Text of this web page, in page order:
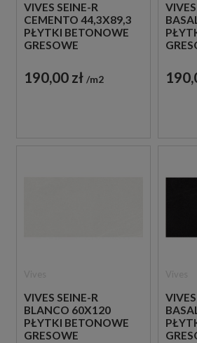
VIVES SEINE-R
CEMENTO 44,3X89,3
PŁYTKI BETONOWE
GRESOWE
190,00 zł m2
VIVES SEINE-R
BLANCO 60X120
PŁYTKI BETONOWE
GRESOWE